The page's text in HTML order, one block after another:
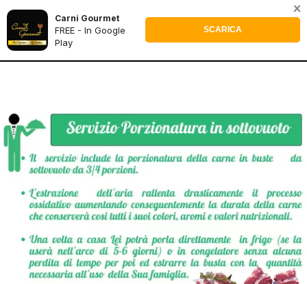
x
Carni Gourmet
FREE - In Google
Play
SCARICA